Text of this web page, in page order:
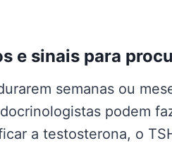
e sinais para
semanas ou
podem
a testosterona, o